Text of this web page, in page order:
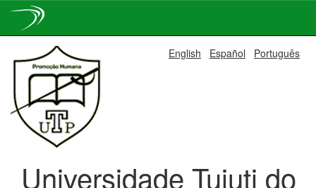
navigation
English Español Português
Universidade Tuiuti do